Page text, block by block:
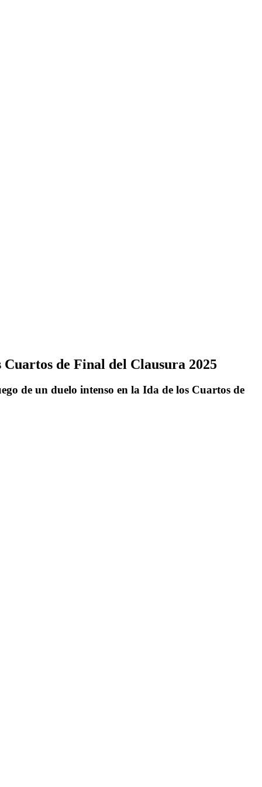
de Final del Clausura 2025
de un duelo intenso en la Ida de los Cuartos de